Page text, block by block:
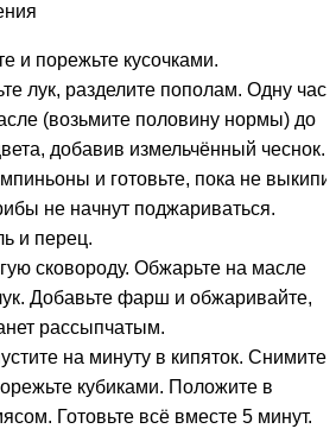
и порежьте кусочками.
лук, разделите пополам. Одну
(возьмите половину нормы) до
добавив измельчённый чеснок.
и готовьте, пока не
не начнут поджариваться.
и перец.
сковороду. Обжарьте на масле
Добавьте фарш и обжаривайте,
рассыпчатым.
на минуту в кипяток. Снимите
кубиками. Положите в
Готовьте всё вместе 5 минут.